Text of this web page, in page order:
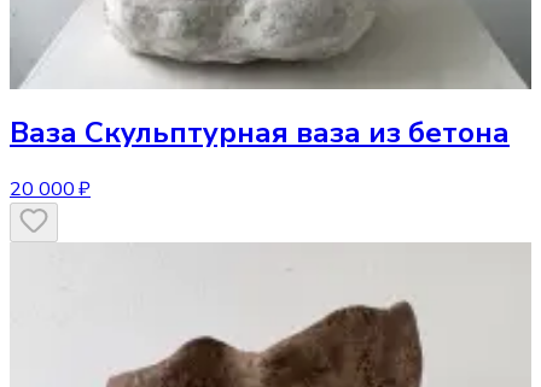
Ваза Скульптурная ваза из бетона
20 000 ₽